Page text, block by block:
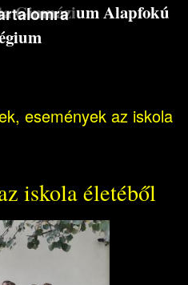
Gimnázium Alapfokú
események az iskola
iskola életéből